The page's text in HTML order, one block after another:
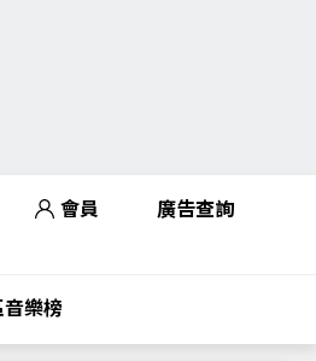
會員 廣告查詢
樂榜